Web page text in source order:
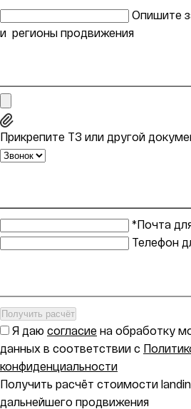
Опишите
и регионы продвижения
Прикрепите ТЗ или другой
*Почта
Телефон
Получить расчёт
Я даю согласие на обработку
данных в соответствии с
конфиденциальности
Получить расчёт стоимости
дальнейшего продвижения